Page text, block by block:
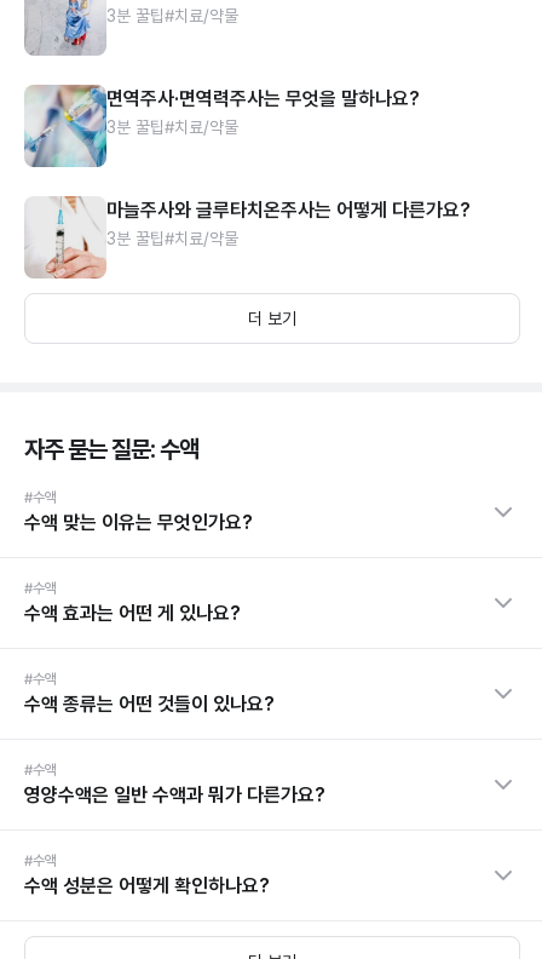
3분 꿀팁#치료/약물
면역주사·면역력주사는 무엇을 말하나요?
3분 꿀팁#치료/약물
마늘주사와 글루타치온주사는 어떻게 다른가요?
3분 꿀팁#치료/약물
더 보기
자주 묻는 질문: 수액
#수액
수액 맞는 이유는 무엇인가요?
#수액
수액 효과는 어떤 게 있나요?
#수액
수액 종류는 어떤 것들이 있나요?
#수액
영양수액은 일반 수액과 뭐가 다른가요?
#수액
수액 성분은 어떻게 확인하나요?